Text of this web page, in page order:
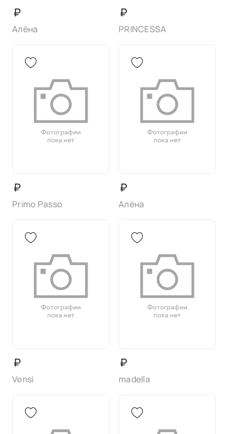
₽
Алёна
₽
PRINCESSA
₽
Primo Passo
₽
Алёна
₽
Vensi
₽
madella